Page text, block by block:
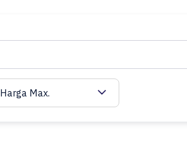
Harga Max.